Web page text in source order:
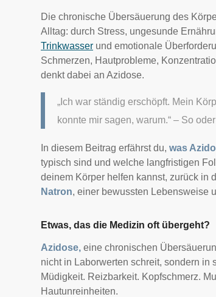
Die chronische Übersäuerung des
Alltag: durch Stress, ungesunde
Trinkwasser und emotionale
Schmerzen, Hautprobleme,
denkt dabei an Azidose.
„Ich war ständig erschöpft. Mein
konnte mir sagen, warum.“ – So
In diesem Beitrag erfährst du, was
typisch sind und welche langfristigen
deinem Körper helfen kannst, zurück in
Natron, einer bewussten Lebensweise
Etwas, das die Medizin oft übergeht?
Azidose, eine chronischen
nicht in Laborwerten schreit, sondern in
Müdigkeit. Reizbarkeit. Kopfschmerz.
Hautunreinheiten.